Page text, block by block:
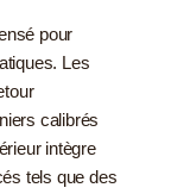
pour
Les
calibrés
intègre
tels que des